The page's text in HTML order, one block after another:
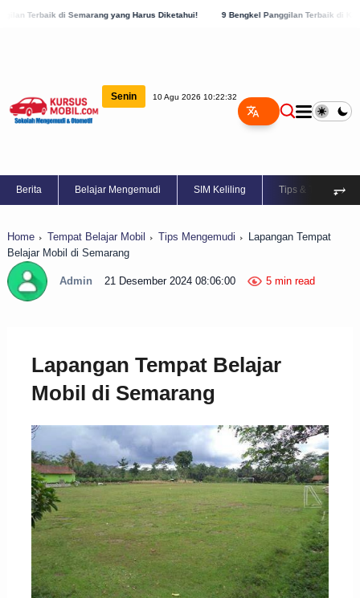
yang Harus Diketahui! 9 Bengkel Panggilan Terbaik di Kabupaten Semarang,
Senin 10 Agu 2026 10:22:32
Berita Belajar Mengemudi SIM Keliling Tips & Trik ⥅
Home Tempat Belajar Mobil Tips Mengemudi
Lapangan Tempat
Belajar Mobil di Semarang
Admin 21 Desember 2024 08:06:00 5 min read
Lapangan Tempat Belajar
Mobil di Semarang